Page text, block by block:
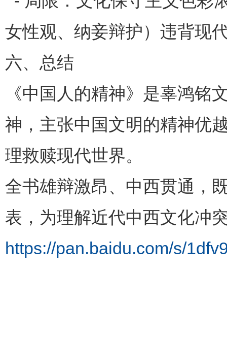
女性观、纳妾辩护）违背现
六、总结
《中国人的精神》是辜鸿铭
神，主张中国文明的精神优
理救赎现代世界。
全书雄辩激昂、中西贯通，
表，为理解近代中西文化冲
https://pan.baidu.com/s/